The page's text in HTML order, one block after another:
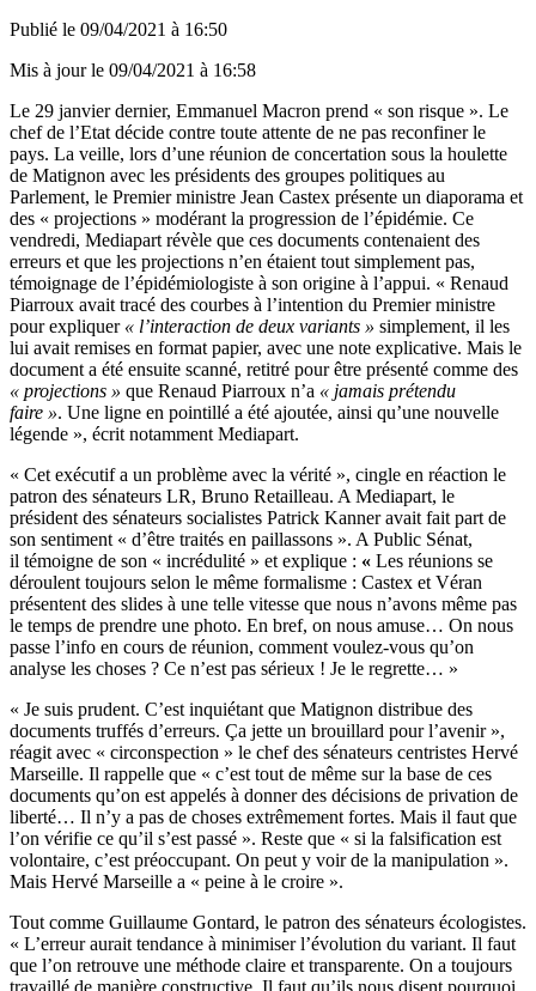
Publié le 09/04/2021 à 16:50
Mis à jour le 09/04/2021 à 16:58
Le 29 janvier dernier, Emmanuel Macron prend « son risque ». Le
chef de l’Etat décide contre toute attente de ne pas reconfiner le
pays. La veille, lors d’une réunion de concertation sous la houlette
de Matignon avec les présidents des groupes politiques au
Parlement, le Premier ministre Jean Castex présente un diaporama et
des « projections » modérant la progression de l’épidémie. Ce
vendredi, Mediapart révèle que ces documents contenaient des
erreurs et que les projections n’en étaient tout simplement pas,
témoignage de l’épidémiologiste à son origine à l’appui. « Renaud
Piarroux avait tracé des courbes à l’intention du Premier ministre
pour expliquer « l’interaction de deux variants » simplement, il les
lui avait remises en format papier, avec une note explicative. Mais le
document a été ensuite scanné, retitré pour être présenté comme des
« projections » que Renaud Piarroux n’a « jamais prétendu
faire ». Une ligne en pointillé a été ajoutée, ainsi qu’une nouvelle
légende », écrit notamment Mediapart.
« Cet exécutif a un problème avec la vérité », cingle en réaction le
patron des sénateurs LR, Bruno Retailleau. A Mediapart, le
président des sénateurs socialistes Patrick Kanner avait fait part de
son sentiment « d’être traités en paillassons ». A Public Sénat,
il témoigne de son « incrédulité » et explique : « Les réunions se
déroulent toujours selon le même formalisme : Castex et Véran
présentent des slides à une telle vitesse que nous n’avons même pas
le temps de prendre une photo. En bref, on nous amuse… On nous
passe l’info en cours de réunion, comment voulez-vous qu’on
analyse les choses ? Ce n’est pas sérieux ! Je le regrette… »
« Je suis prudent. C’est inquiétant que Matignon distribue des
documents truffés d’erreurs. Ça jette un brouillard pour l’avenir »,
réagit avec « circonspection » le chef des sénateurs centristes Hervé
Marseille. Il rappelle que « c’est tout de même sur la base de ces
documents qu’on est appelés à donner des décisions de privation de
liberté… Il n’y a pas de choses extrêmement fortes. Mais il faut que
l’on vérifie ce qu’il s’est passé ». Reste que « si la falsification est
volontaire, c’est préoccupant. On peut y voir de la manipulation ».
Mais Hervé Marseille a « peine à le croire ».
Tout comme Guillaume Gontard, le patron des sénateurs écologistes.
« L’erreur aurait tendance à minimiser l’évolution du variant. Il faut
que l’on retrouve une méthode claire et transparente. On a toujours
travaillé de manière constructive. Il faut qu’ils nous disent pourquoi